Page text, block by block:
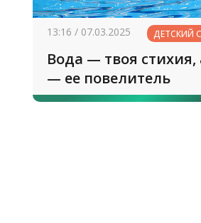
13:16 / 07.03.2025 ДЕТСКИЙ
Вода — твоя стихия,
— ее повелитель